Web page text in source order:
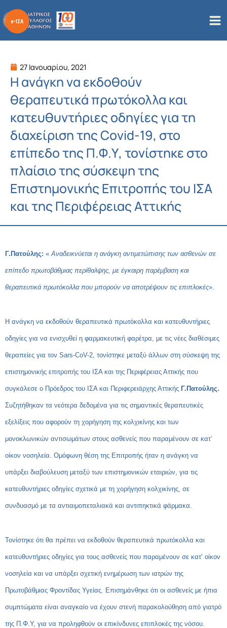
στο
περιεχόμενο
27 Ιανουαρίου, 2021
Η ανάγκη να εκδοθούν
θεραπευτικά πρωτόκολλα και
κατευθυντήριες οδηγίες για τη
διαχείριση της Covid-19, στο
επίπεδο της Π.Φ.Υ, τονίστηκε στο
πλαίσιο της σύσκεψη της
Επιστημονικής Επιτροπής του ΙΣΑ
και της Περιφέρειας Αττικής
Γ.Πατούλης: «Αναδεικνύεται η ανάγκη αντιμετώπισης των ασθενών σε
επίπεδο πρωτοβάθμιας περίθαλψης, με έγκαιρη παρέμβαση και
θεραπευτικά πρωτόκολλα που μπορούν να αποτρέψουν τις επιπλοκές».
Η ανάγκη να εκδοθούν θεραπευτικά πρωτόκολλα και κατευθυντήριες
οδηγίες για να ενισχυθεί η φαρμακευτική φαρέτρα, με τις νέες διαθέσιμες
θεραπείες για τον Sars-CοV-2, τονίστηκε μεταξύ άλλων στη σύσκεψη της
επιστημονικής επιτροπής του ΙΣΑ και της Περιφέρειας Αττικής που
συγκάλεσε ο Πρόεδρος του ΙΣΑ και Περιφερειάρχης Αττικής Γ.Πατούλης.
Συζητήθηκαν τα νεότερα δεδομένα για τις σημαντικές θεραπευτικές
εξελίξεις που αφορούν τη χορήγηση της κολχικίνης και των
μονοκλωνικών αντισωμάτων στους ασθενείς που παραμένουν σε κατ’
οίκον νοσηλεία. Ομόφωνη θέση της Επιτροπής ήταν η ανάγκη να
υπάρξει διαβούλευση μεταξύ των επιστημονικών εταιριών, για τις
κατευθυντήριες οδηγίες σχετικά με τη χορήγηση κολχικίνης, σε
συνδυασμό με τα αντιαιμοπεταλιακά και αντιπηκτικά φάρμακα.
Τονίστηκε ότι θα πρέπει να εκδοθούν θεραπευτικά πρωτόκολλα και
κατευθυντήριες οδηγίες για τους ασθενείς που παραμένουν σε κατ’ οίκον
νοσηλεία και να υπάρξει σχετική ενημέρωση των ιατρών της
Πρωτοβάθμιας Φροντίδας Υγείας. Επισημάνθηκε ότι οι ασθενείς με ήπια
συμπτώματα είναι αναγκαίο να έχουν στενή παρακολούθηση από γιατρό
της Π.Φ.Υ, για να προληφθούν οι επικίνδυνες επιπλοκές της νόσου.